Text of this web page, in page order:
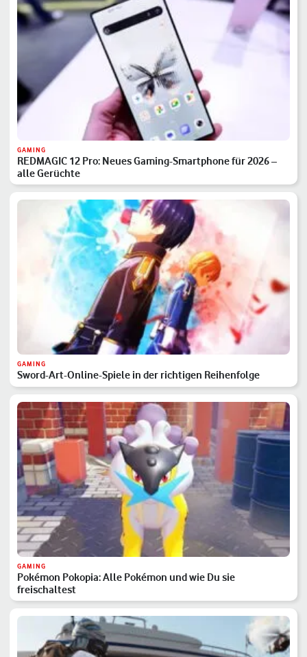
GAMING
REDMAGIC 12 Pro: Neues Gaming-Smartphone für 2026 –
alle Gerüchte
GAMING
Sword-Art-Online-Spiele in der richtigen Reihenfolge
GAMING
Pokémon Pokopia: Alle Pokémon und wie Du sie
freischaltest